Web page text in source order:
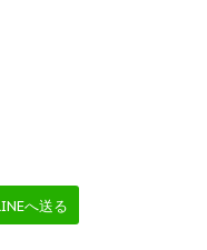
へ送る